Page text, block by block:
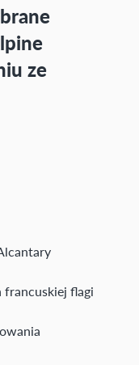
ze
francuskiej flagi